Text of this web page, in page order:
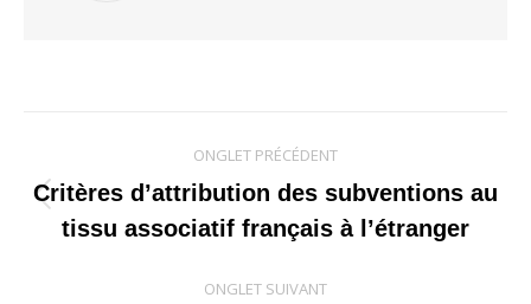
de
commentaire
ONGLET PRÉCÉDENT
Onglet
précédent
Critères d’attribution des subventions au
tissu associatif français à l’étranger
ONGLET SUIVANT